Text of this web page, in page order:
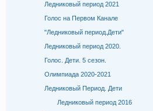
Ледниковый период 2021
Голос на Первом Канале
"Ледниковый период.Дети"
Ледниковый период 2020.
Голос. Дети. 5 сезон.
Олимпиада 2020-2021
Ледниковый Период. Дети
Ледниковый период 2016